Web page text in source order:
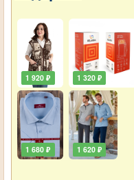
1 920 ₽
1 680 ₽
1 320 ₽
1 620 ₽